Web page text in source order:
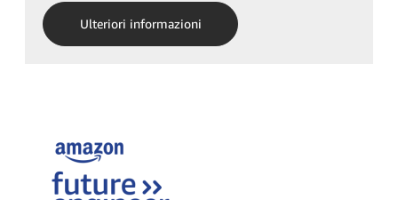
Ulteriori informazioni